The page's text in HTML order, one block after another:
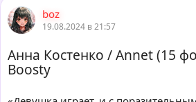
boz
19.08.2024 в 21:57
Анна Костенко / Annet (15
Boosty